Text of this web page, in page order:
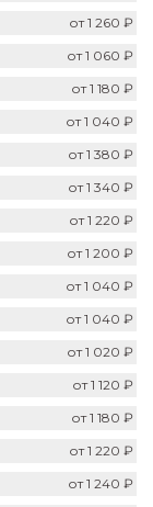
от 1 260 ₽
от 1 060 ₽
от 1 180 ₽
от 1 040 ₽
от 1 380 ₽
от 1 340 ₽
от 1 220 ₽
от 1 200 ₽
от 1 040 ₽
от 1 040 ₽
от 1 020 ₽
от 1 120 ₽
от 1 180 ₽
от 1 220 ₽
от 1 240 ₽